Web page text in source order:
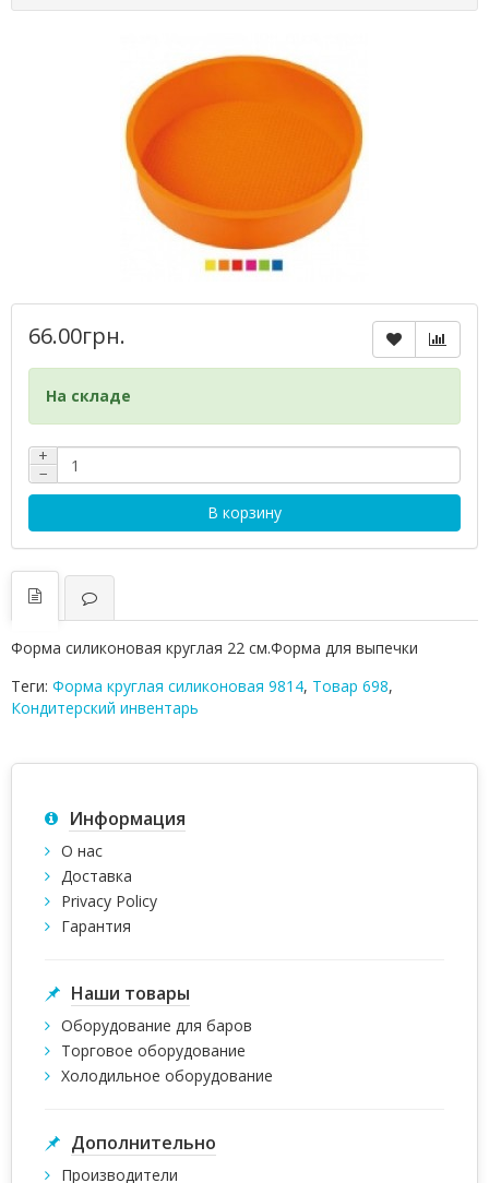
66.00грн.
На складе
+
−
В корзину
Форма силиконовая круглая 22 см.Форма для выпечки
Теги: Фоpма кpуглая силиконовая 9814, Товар 698,
Кондитерский инвентарь
Информация
О нас
Доставка
Privacy Policy
Гарантия
Наши товары
Оборудование для баров
Торговое оборудование
Холодильное оборудование
Дополнительно
Производители